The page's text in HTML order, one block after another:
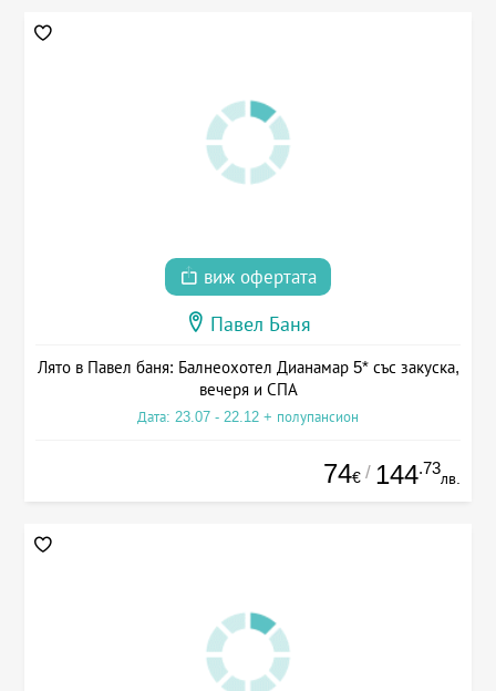
виж офертата
Павел Баня
Лято в Павел баня: Балнеохотел Дианамар 5* със закуска,
вечеря и СПА
Дата: 23.07 - 22.12 + полупансион
74€ / 144.73
лв.